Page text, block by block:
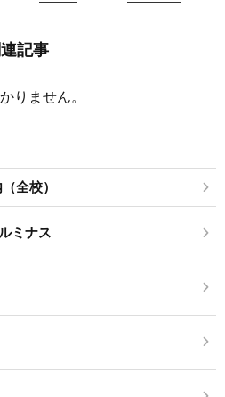
記事
りません。
全校）
ミナス